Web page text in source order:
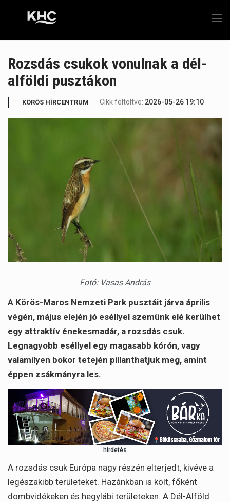
Rozsdás csukok vonulnak a dél-
alföldi pusztákon
KÖRÖS HÍRCENTRUM Cikk feltöltve: 2026-05-26 19:10
Fotó: Vasas András
A Körös-Maros Nemzeti Park pusztáit járva április
végén, május elején jó eséllyel szemünk elé kerülhet
egy attraktív énekesmadár, a rozsdás csuk.
Legnagyobb eséllyel egy magasabb kórón, vagy
valamilyen bokor tetején pillanthatjuk meg, amint
éppen zsákmányra les.
hirdetés
A rozsdás csuk Európa nagy részén elterjedt, kivéve a
legészakibb területeket. Hazánkban is költ, főként
dombvidékeken és hegylábi területeken. A Dél-Alföld